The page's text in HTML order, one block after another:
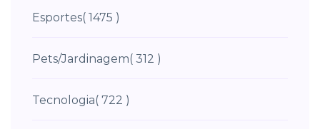
Esportes( 1475 )
Pets/Jardinagem( 312 )
Tecnologia( 722 )